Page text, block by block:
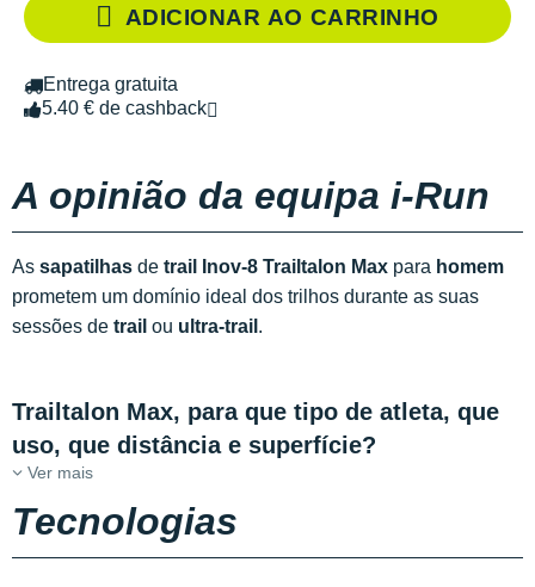
ADICIONAR AO CARRINHO
Entrega gratuita
5.40 € de cashback
A opinião da equipa i-Run
As sapatilhas de trail Inov-8 Trailtalon Max para homem
prometem um domínio ideal dos trilhos durante as suas
sessões de trail ou ultra-trail .
Trailtalon Max, para que tipo de atleta, que
uso, que distância e superfície?
Ver mais
Tecnologias